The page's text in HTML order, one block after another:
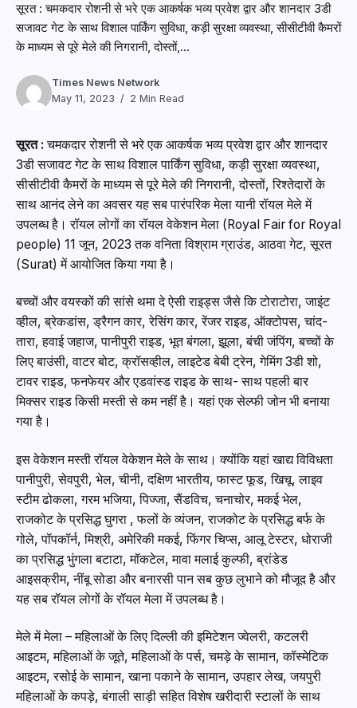
सूरत : चमकदार रोशनी से भरे एक आकर्षक भव्य प्रवेश द्वार और शानदार 3डी
सजावट गेट के साथ विशाल पार्किंग सुविधा, कड़ी सुरक्षा व्यवस्था, सीसीटीवी कैमरों
के माध्यम से पूरे मेले की निगरानी, दोस्तों,...
Times News Network
May 11, 2023
2 Min Read
सूरत : चमकदार रोशनी से भरे एक आकर्षक भव्य प्रवेश द्वार और शानदार
3डी सजावट गेट के साथ विशाल पार्किंग सुविधा, कड़ी सुरक्षा व्यवस्था,
सीसीटीवी कैमरों के माध्यम से पूरे मेले की निगरानी, दोस्तों, रिश्तेदारों के
साथ आनंद लेने का अवसर यह सब पारंपरिक मेला यानी रॉयल मेले में
उपलब्ध है। रॉयल लोगों का रॉयल वेकेशन मेला (Royal Fair for Royal
people) 11 जून, 2023 तक वनिता विश्राम ग्राउंड, आठवा गेट, सूरत
(Surat) में आयोजित किया गया है।
बच्चों और वयस्कों की सांसे थमा दे ऐसी राइड्स जैसे कि टोराटोरा, जाइंट
व्हील, ब्रेकडांस, ड्रैगन कार, रेसिंग कार, रेंजर राइड, ऑक्टोपस, चांद-
तारा, हवाई जहाज, पानीपुरी राइड, भूत बंगला, झूला, बंची जंपिंग, बच्चों के
लिए बाउंसी, वाटर बोट, क्रॉसव्हील, लाइटेड बेबी ट्रेन, गेमिंग 3डी शो,
टावर राइड, फनफेयर और एडवांस्ड राइड के साथ- साथ पहली बार
मिक्सर राइड किसी मस्ती से कम नहीं है। यहां एक सेल्फी जोन भी बनाया
गया है।
इस वेकेशन मस्ती रॉयल वेकेशन मेले के साथ। क्योंकि यहां खाद्य विविधता
पानीपुरी, सेवपुरी, भेल, चीनी, दक्षिण भारतीय, फास्ट फूड, खिचू, लाइव
स्टीम ढोकला, गरम भजिया, पिज्जा, सैंडविच, चनाचोर, मकई भेल,
राजकोट के प्रसिद्ध घुगरा , फलों के व्यंजन, राजकोट के प्रसिद्ध बर्फ के
गोले, पॉपकॉर्न, मिश्री, अमेरिकी मकई, फिंगर चिप्स, आलू टेस्टर, धोराजी
का प्रसिद्ध भुंगला बटाटा, मॉकटेल, मावा मलाई कुल्फी, ब्रांडेड
आइसक्रीम, नींबू सोडा और बनारसी पान सब कुछ लुभाने को मौजूद है और
यह सब रॉयल लोगों के रॉयल मेला में उपलब्ध है।
मेले में मेला – महिलाओं के लिए दिल्ली की इमिटेशन ज्वेलरी, कटलरी
आइटम, महिलाओं के जूते, महिलाओं के पर्स, चमड़े के सामान, कॉस्मेटिक
आइटम, रसोई के सामान, खाना पकाने के सामान, उपहार लेख, जयपुरी
महिलाओं के कपड़े, बंगाली साड़ी सहित विशेष खरीदारी स्टालों के साथ